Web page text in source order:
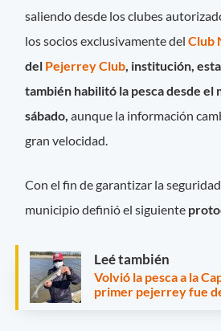
saliendo desde los clubes
los socios exclusivamente del Club
del Pejerrey Club, institución,
también habilitó la pesca desde el
sábado,aunque la información
gran velocidad.
Con el fin de garantizar la
municipio definió el siguiente
Leé también
Volvió la pesca a la
primer pejerrey fue